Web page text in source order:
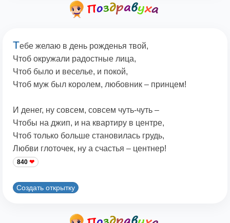
Тебе желаю в день рожденья твой,
Чтоб окружали радостные лица,
Чтоб было и веселье, и покой,
Чтоб муж был королем, любовник – принцем!
И денег, ну совсем, совсем чуть-чуть –
Чтобы на джип, и на квартиру в центре,
Чтоб только больше становилась грудь,
Любви глоточек, ну а счастья – центнер!
840
Создать открытку